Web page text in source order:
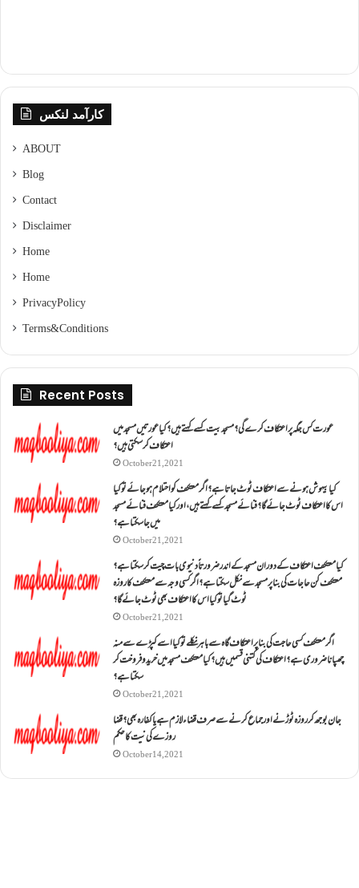
کارآمد لنکس
ABOUT
Blog
Contact
Disclaimer
Home
Home
Privacy Policy
Terms & Conditions
Recent Posts
عورت کس جگہ پر اعتکاف کرے گی؟مسجد بیت کسے کہتے ہیں؟کیا عورتیں مسجد میں
اعتکاف کر سکتی ہیں؟
October 21, 2021
کیا بیہوش ہونے سے اعتکاف ٹوٹ جاتا ہے؟ اگر معتکف کو احتلام ہو جائے تو کیا
اس کا اعتکاف ٹوٹ جائے گا؟فنائے مسجد کسے کہتے ہیں ، اور کیا معتکف فنائے مسجد
میں جا سکتا ہے؟
October 21, 2021
کیا معتکف اعتکاف کے دوران مسجد کے اندر ضرورتاً دنیوی بات چیت کر سکتا ہے؟
معتکف کن حاجات کی بنا پر مسجد سے نکل سکتا ہے؟ اگر کسی وجہ سے معتکف کا روزہ
ٹوٹ گیا تو کیا اس کا اعتکاف بھی ٹوٹ جائے گا؟
October 21, 2021
اگر معتکف کسی حاجت کی بنا پر اعتکاف گاہ سے باہر نکلے تو کیا اسے کپڑے سے منہ
چھپانا ضروری ہے؟اعتکاف کی کتنی قسمیں ہیں؟کیا معتکف مسجد میں خرید و فروخت کر
سکتا ہے؟
October 21, 2021
جان بوجھ کر روزہ ٹوڑنے اور جماع کرنے سے صرف قضاء لازم ہے یا کفارہ بھی؟ قضا
روزے کی نیت کا حکم
October 14, 2021